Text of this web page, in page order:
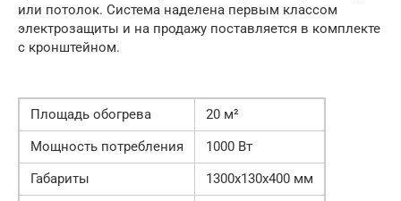
или потолок. Система наделена первым классом
электрозащиты и на продажу поставляется в комплекте
с кронштейном.
Площадь обогрева
20 м²
Мощность потребления
1000 Вт
Габариты
1300х130х400 мм